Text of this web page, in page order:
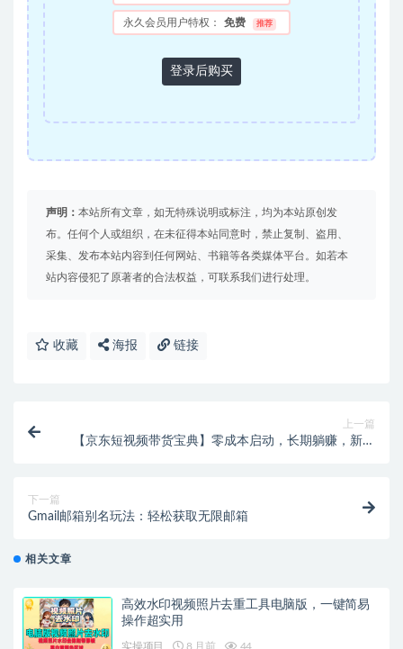
永久会员用户特权： 免费 推荐
登录后购买
声明： 本站所有文章，如无特殊说明或标注，均为本站原创发
布。任何个人或组织，在未征得本站同意时，禁止复制、盗用、
采集、发布本站内容到任何网站、书籍等各类媒体平台。如若本
站内容侵犯了原著者的合法权益，可联系我们进行处理。
收藏 海报 链接
上一篇
【京东短视频带货宝典】零成本启动，长期躺赚，新手
下一篇
Gmail邮箱别名玩法：轻松获取无限邮箱
相关文章
高效水印视频照片去重工具电脑版，一键简易
操作超实用
实操项目 8 月前 44